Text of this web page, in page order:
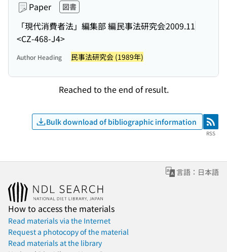
Paper 図書
「現代消費者法」編集部 編民事法研究会2009.11
<CZ-468-J4>
Author Heading 民事法研究会 (1989年)
Reached to the end of result.
Bulk download of bibliographic information RSS
RSS
言語：日本語
How to access the materials
Read materials via the Internet
Request a photocopy of the material
Read materials at the library